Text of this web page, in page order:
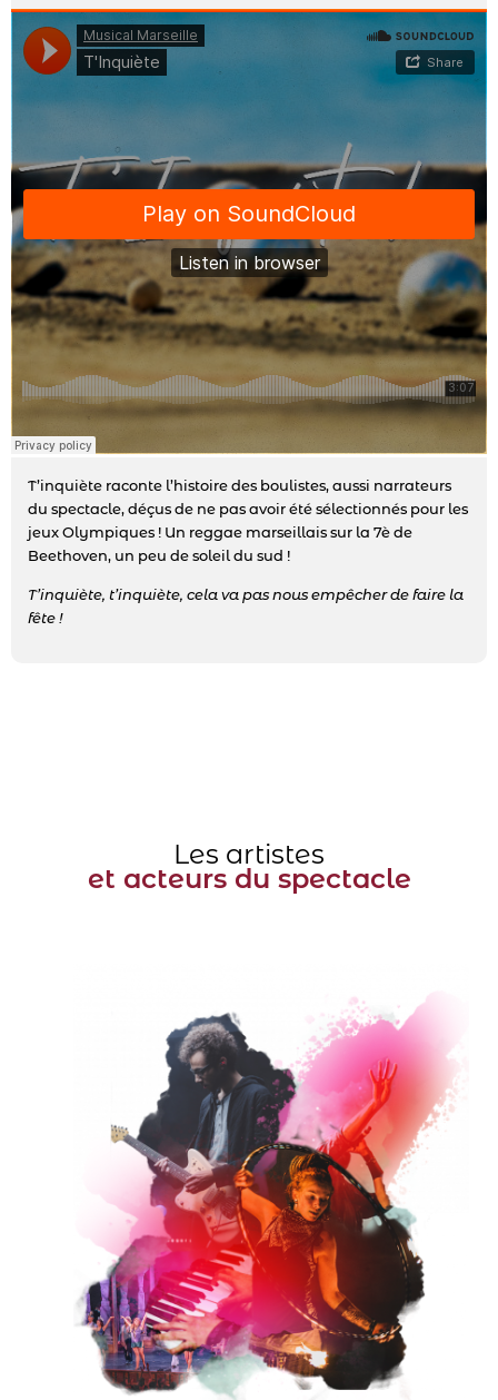
T’inquiète raconte l’histoire des boulistes, aussi narrateurs
du spectacle, déçus de ne pas avoir été sélectionnés pour les
jeux Olympiques ! Un reggae marseillais sur la 7è de
Beethoven, un peu de soleil du sud !
T’inquiète, t’inquiète, cela va pas nous empêcher de faire la
fête !
Les artistes
et acteurs du spectacle​